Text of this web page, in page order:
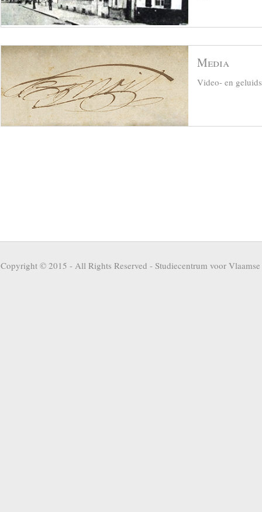
Media
Video- en
Copyright © 2015 - All Rights Reserved - Studiecentrum voor